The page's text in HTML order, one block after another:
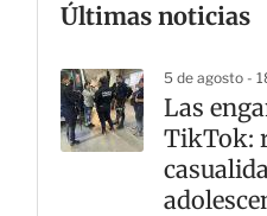
Últimas noticias
5 de agosto -
Las
TikTok: